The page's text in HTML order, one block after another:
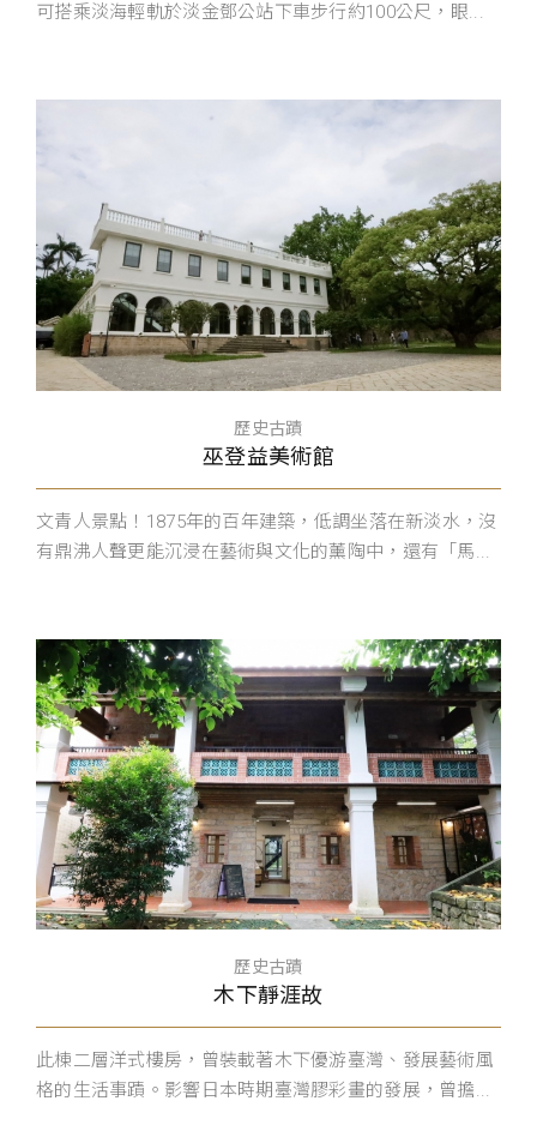
可搭乘淡海輕軌於淡金鄧公站下車步行約100公尺，眼...
歷史古蹟
巫登益美術館
文青人景點！1875年的百年建築，低調坐落在新淡水，沒
有鼎沸人聲更能沉浸在藝術與文化的薰陶中，還有「馬...
歷史古蹟
木下靜涯故
此棟二層洋式樓房，曾裝載著木下優游臺灣、發展藝術風
格的生活事蹟。影響日本時期臺灣膠彩畫的發展，曾擔...